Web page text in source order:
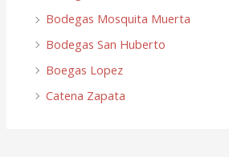
Bodegas Mosquita Muerta
Bodegas San Huberto
Boegas Lopez
Catena Zapata